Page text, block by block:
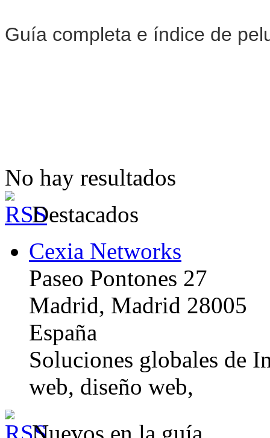
Guía completa e índice de
No hay resultados
Destacados
Cexia Networks
Paseo Pontones 27
Madrid, Madrid 28005
España
Soluciones globales de
web, diseño web,
Nuevos en la guía